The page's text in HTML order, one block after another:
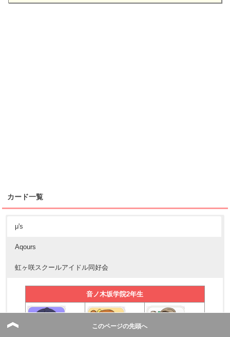
カード一覧
μ's
Aqours
虹ヶ咲スクールアイドル同好会
音ノ木坂学院2年生
このページの先頭へ